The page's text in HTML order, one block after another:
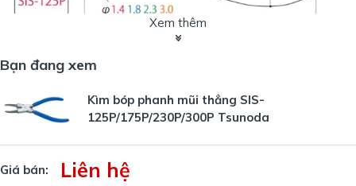
Xem thêm
Bạn đang xem
Kìm bóp phanh mũi thẳng SIS-
125P/175P/230P/300P Tsunoda
Giá bán: Liên hệ